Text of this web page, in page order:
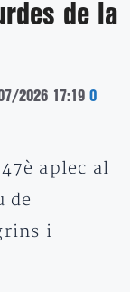
de la
2026 17:19 0
aplec al
de
i